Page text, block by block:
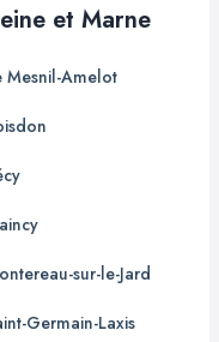
et Marne
Mesnil-Amelot
sur-le-Jard
Germain-Laxis